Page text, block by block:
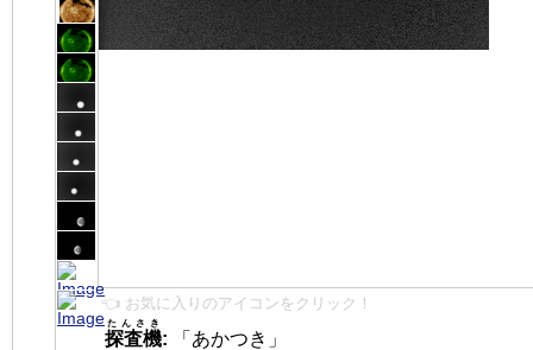
👈 お気に入りのアイコンをクリック！
探査機
たんさき
:
「あかつき」